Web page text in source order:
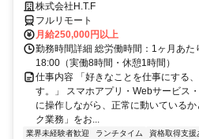
株式会社H.T.F
フルリモート
月給250,000円以上
勤務時間詳細 総労働時間：1ヶ月あた
18:00（実働8時間・休憩1時間）
仕事内容 「好きなことを仕事にする
す。」 スマホアプリ・Webサービス
に操作しながら、正常に動いている
ク業務」をお...
業界未経験者歓迎 ランチタイム 資格取得支援